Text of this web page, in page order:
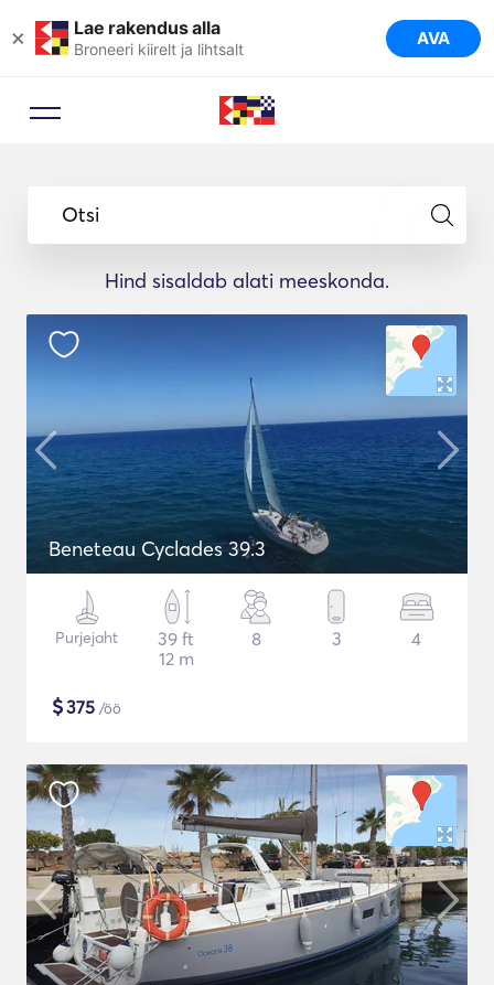
× Lae rakendus alla
Broneeri kiirelt ja lihtsalt AVA
Otsi
Hind sisaldab alati meeskonda.
Beneteau Cyclades 39.3
Purjejaht
39 ft
12 m
8 3 4
$375 /öö